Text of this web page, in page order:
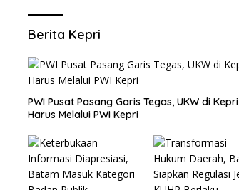
Berita Kepri
PWI Pusat Pasang Garis Tegas, UKW di Kepri
Harus Melalui PWI Kepri